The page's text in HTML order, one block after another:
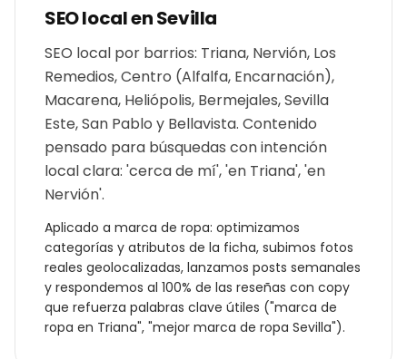
SEO local enSevilla
SEO local por barrios: Triana, Nervión, Los
Remedios, Centro (Alfalfa, Encarnación),
Macarena, Heliópolis, Bermejales, Sevilla
Este, San Pablo y Bellavista. Contenido
pensado para búsquedas con intención
local clara: 'cerca de mí', 'en Triana', 'en
Nervión'.
Aplicado a marca de ropa: optimizamos
categorías y atributos de la ficha, subimos fotos
reales geolocalizadas, lanzamos posts semanales
y respondemos al 100% de las reseñas con copy
que refuerza palabras clave útiles ("marca de
ropa en Triana", "mejor marca de ropa Sevilla").